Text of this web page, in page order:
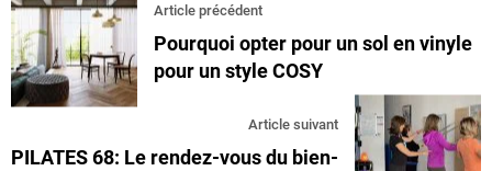
Article précédent
Pourquoi opter pour un sol en vinyle
pour un style COSY
Article suivant
PILATES 68: Le rendez-vous du bien-